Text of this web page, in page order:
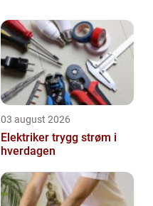
03 august 2026
Elektriker trygg strøm i
hverdagen